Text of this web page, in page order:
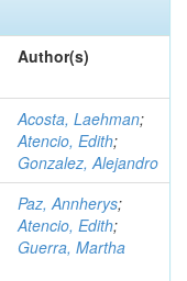
Author(s)
Acosta, Laehman;
Atencio, Edith;
Gonzalez, Alejandro
Paz, Annherys;
Atencio, Edith;
Guerra, Martha